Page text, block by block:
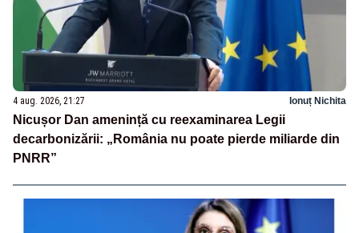
4 aug. 2026, 21:27 Ionuț Nichita
Nicușor Dan amenință cu reexaminarea Legii
decarbonizării: „România nu poate pierde miliarde din
PNRR”